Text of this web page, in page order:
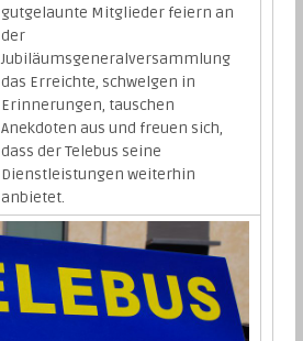
gutgelaunte Mitglieder feiern an
der
Jubiläumsgeneralversammlung
das Erreichte, schwelgen in
Erinnerungen, tauschen
Anekdoten aus und freuen sich,
dass der Telebus seine
Dienstleistungen weiterhin
anbietet.